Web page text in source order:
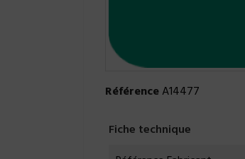
RéférenceA14477
Fiche technique